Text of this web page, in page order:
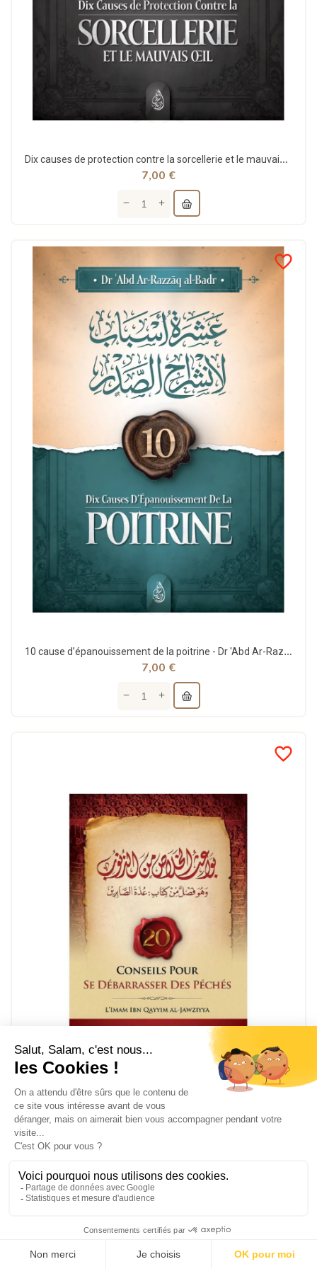
Dix causes de protection contre la sorcellerie et le mauvais œil - Dr 'Abd Ar-Razzāq al-Badr -...
7,00 €
favorite_border
10 cause d’épanouissement de la poitrine - Dr 'Abd Ar-Razzāq al-Badr - Ibn Badis
7,00 €
favorite_border
Voir la suite